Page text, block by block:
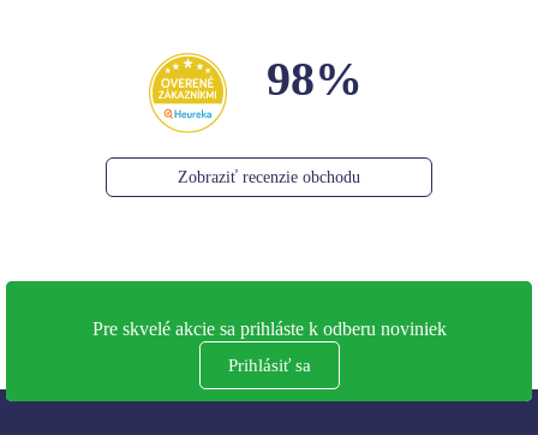
98%
Zobraziť recenzie obchodu
Pre skvelé akcie sa prihláste k odberu noviniek
Prihlásiť sa